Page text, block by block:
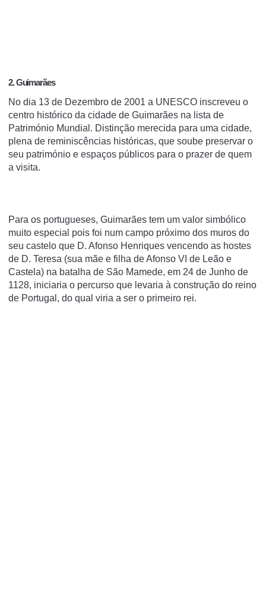
2. Guimarães
No dia 13 de Dezembro de 2001 a UNESCO inscreveu o
centro histórico da cidade de Guimarães na lista de
Património Mundial. Distinção merecida para uma cidade,
plena de reminiscências históricas, que soube preservar o
seu património e espaços públicos para o prazer de quem
a visita.
Para os portugueses, Guimarães tem um valor simbólico
muito especial pois foi num campo próximo dos muros do
seu castelo que D. Afonso Henriques vencendo as hostes
de D. Teresa (sua mãe e filha de Afonso VI de Leão e
Castela) na batalha de São Mamede, em 24 de Junho de
1128, iniciaria o percurso que levaria à construção do reino
de Portugal, do qual viria a ser o primeiro rei.